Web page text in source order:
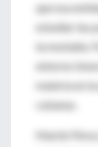
que esa
estudiar las
la montaña.
entorno
materia en
cubanas.
Martín